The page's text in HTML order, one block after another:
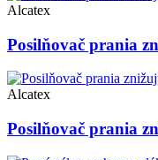
Alcatex
Posilňovač prania
Alcatex
Posilňovač prania